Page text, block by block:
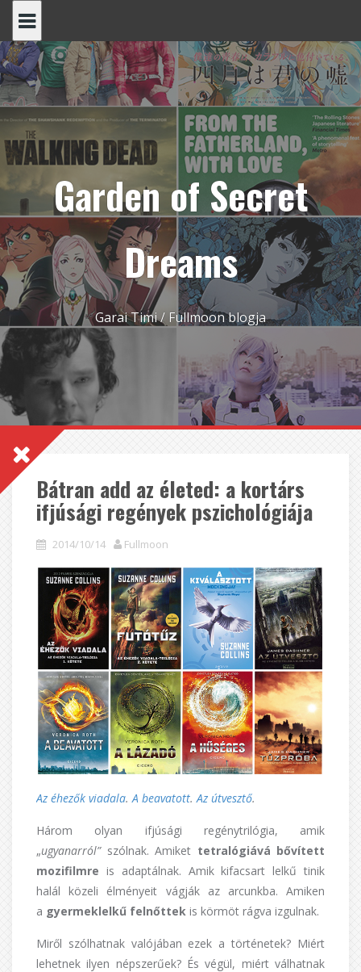
content
Garden of Secret
Dreams
Garai Timi / Fullmoon blogja
Bátran add az életed: a kortárs
ifjúsági regények pszichológiája
2014/10/14 Fullmoon
Az éhezők viadala.A beavatott.Az útvesztő.
Három olyan ifjúsági regénytrilógia, amik
„ugyanarról”szólnak. Amiket tetralógiává bővített
mozifilmre is adaptálnak. Amik kifacsart lelkű tinik
halál közeli élményeit vágják az arcunkba. Amiken
a gyermeklelkű felnőttek is körmöt rágva izgulnak.
Miről szólhatnak valójában ezek a történetek? Miért
lehetnek ilyen népszerűek? És végül, miért válhatnak